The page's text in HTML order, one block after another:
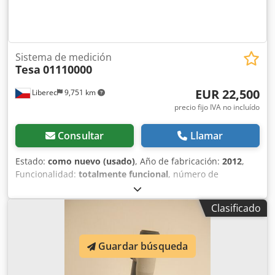
Liberec 9,751 km
Sistema de medición
Tesa 01110000
EUR 22,500
precio fijo IVA no incluído
Consultar Llamar
Estado: como nuevo (usado), Año de fabricación: 2012,
Funcionalidad: totalmente funcional, número de
, Específicamente diseñado
para mediciones precisas de grandes dimensiones
internas y externas. Cedszphr Djpfx Ai Doha El TESA
interno, con un comparador de palanca de precisión
integrado y una mecánica que proporciona una presión de
medición constante, lo que permite mediciones muy
Clasificado
Guardar búsqueda